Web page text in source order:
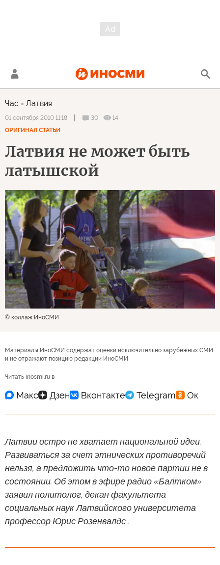
Час Латвия
01 сентября 2010 11:18 30
14
ОРИГИНАЛ СТАТЬИ
Латвия не может быть
латышской
© коллаж ИноСМИ
Материалы ИноСМИ содержат оценки исключительно зарубежных СМИ
и не отражают позицию редакции ИноСМИ
Читать inosmi.ru в
Латвии остро не хватает национальной идеи.
Развиваться за счет этнических противоречий
нельзя, а предложить что-то новое партии не в
состоянии. Об этом в эфире радио «Балтком»
заявил политолог, декан факультета
социальных наук Латвийского университета
профессор Юрис Розенвалдс .